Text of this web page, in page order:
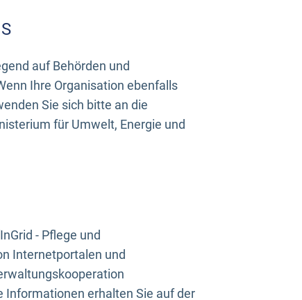
auf Behörden und
Ihre Organisation ebenfalls
Sie sich bitte an die
für Umwelt, Energie und
- Pflege und
Internetportalen und
erhalten Sie auf der